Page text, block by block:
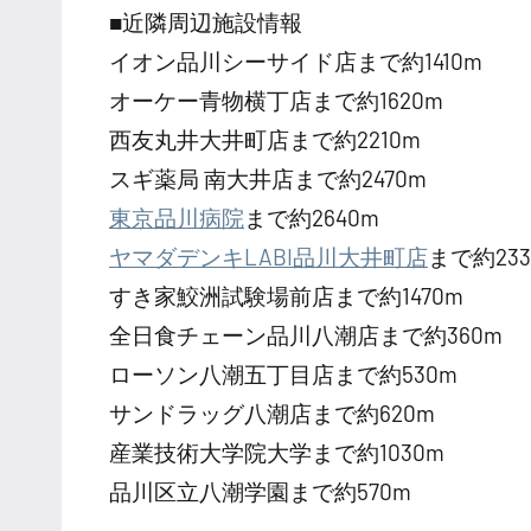
■近隣周辺施設情報
イオン品川シーサイド店まで約1410m
オーケー青物横丁店まで約1620m
西友丸井大井町店まで約2210m
スギ薬局 南大井店まで約2470m
東京品川病院まで約2640m
ヤマダデンキLABI品川大井町店まで約
すき家鮫洲試験場前店まで約1470m
全日食チェーン品川八潮店まで約360m
ローソン八潮五丁目店まで約530m
サンドラッグ八潮店まで約620m
産業技術大学院大学まで約1030m
品川区立八潮学園まで約570m